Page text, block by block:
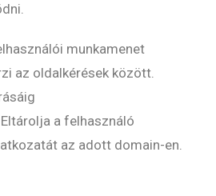
munkamenet
az oldalkérések között.
a felhasználó
az adott domain-en.